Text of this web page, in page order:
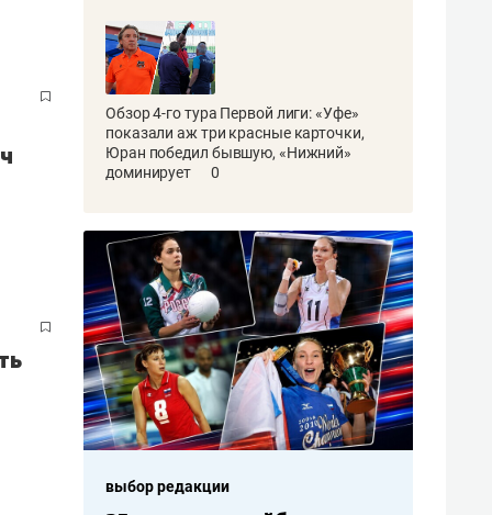
Обзор 4-го тура Первой лиги: «Уфе»
показали аж три красные карточки,
Юран победил бывшую, «Нижний»
доминирует
0
выбор редакции